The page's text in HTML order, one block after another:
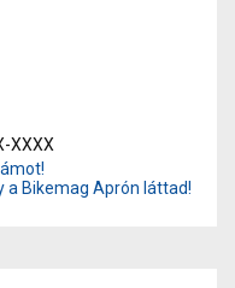
XXXX
a Bikemag Aprón láttad!